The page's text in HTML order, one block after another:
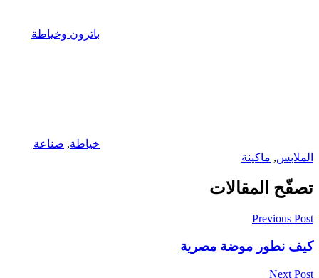
باترون وخياطة
خياطة, صناعة
الملابس, ماكينة
تصفّح المقالات
Previous Post
كيف نطور موضة مصرية
Next Post